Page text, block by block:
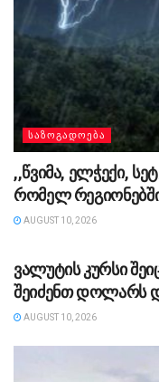
ᲡᲐᲖᲝᲒᲐᲓᲝᲔᲑᲐ
,,წვიმა, ელ­ჭე­ქი,
რომელ
AUGUST 10, 2026
ვალუტის კურსი
შეიძენთ დოლარს
AUGUST 10, 2026